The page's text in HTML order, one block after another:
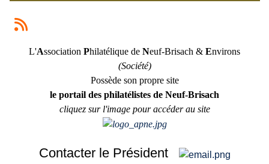
L'Association Philatélique de Neuf-Brisach & Environs
(Société)
Possède son propre site
le portail des philatélistes de Neuf-Brisach
cliquez sur l'image pour accéder au site
Contacter le Président